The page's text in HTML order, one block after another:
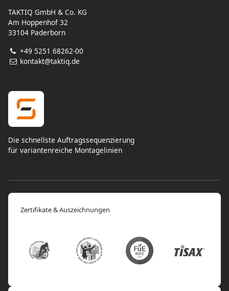
TAKTIQ GmbH & Co. KG
Am Hoppenhof 32
33104 Paderborn
+49 5251 68262-00
kontakt@taktiq.de
Die schnellste Auftragssequenzierung
für variantenreiche Montagelinien
Zertifikate & Auszeichnungen